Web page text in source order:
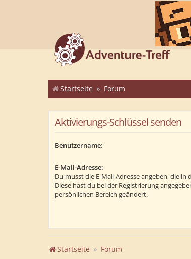
Startseite Forum
Aktivierungs-Schlüssel senden
Benutzername:
E-Mail-Adresse:
Du musst die E-Mail-Adresse angeben, die
Diese hast du bei der Registrierung
persönlichen Bereich geändert.
Startseite Forum